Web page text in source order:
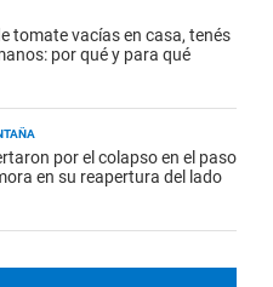
tomate vacías en casa, tenés
por qué y para qué
por el colapso en el paso
en su reapertura del lado